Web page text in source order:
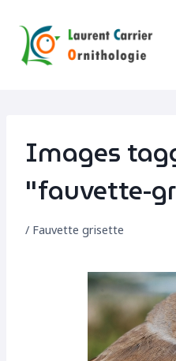
contenu
Images
"fauvette-
/ Fauvette grisette